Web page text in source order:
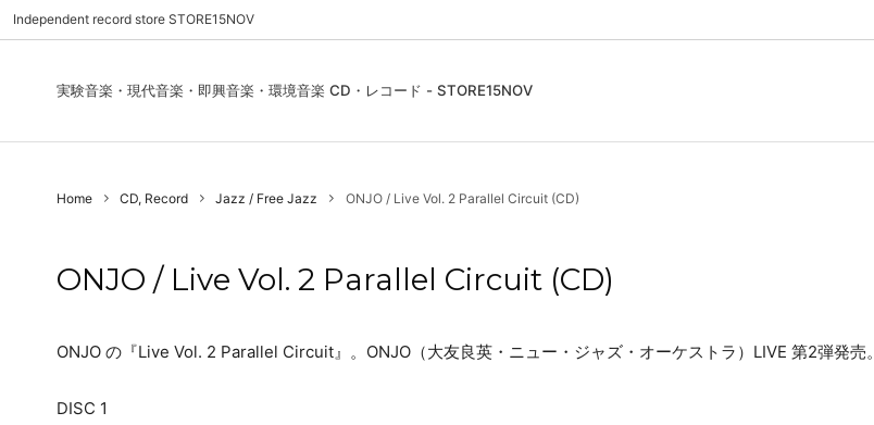
Independent record store STORE15NOV
実験音楽・現代音楽・即興音楽・環境音楽 CD・レコード - STORE15NOV
Used - CD, Record DVD, VIDEO
Folk / World / Country Jazz / Free Jazz
Heads / Club Jazz House
Record Store Day Wear, Accessory, Goods
Contact Us | お問合わせ お気に入りリスト
Home CD, Record Jazz / Free Jazz ONJO / Live Vol. 2 Parallel Circuit (CD)
ONJO / Live Vol. 2 Parallel Circuit (CD)
ONJO の『Live Vol. 2 Parallel Circuit』。ONJO（大友良英・ニュー・ジャズ・オーケストラ）LIVE 第2弾発売。
DISC 1